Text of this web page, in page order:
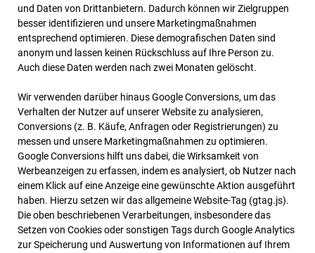
und Daten von Drittanbietern. Dadurch können wir Zielgruppen
besser identifizieren und unsere Marketingmaßnahmen
entsprechend optimieren. Diese demografischen Daten sind
anonym und lassen keinen Rückschluss auf Ihre Person zu.
Auch diese Daten werden nach zwei Monaten gelöscht.
Wir verwenden darüber hinaus Google Conversions, um das
Verhalten der Nutzer auf unserer Website zu analysieren,
Conversions (z. B. Käufe, Anfragen oder Registrierungen) zu
messen und unsere Marketingmaßnahmen zu optimieren.
Google Conversions hilft uns dabei, die Wirksamkeit von
Werbeanzeigen zu erfassen, indem es analysiert, ob Nutzer nach
einem Klick auf eine Anzeige eine gewünschte Aktion ausgeführt
haben. Hierzu setzen wir das allgemeine Website-Tag (gtag.js).
Die oben beschriebenen Verarbeitungen, insbesondere das
Setzen von Cookies oder sonstigen Tags durch Google Analytics
zur Speicherung und Auswertung von Informationen auf Ihrem